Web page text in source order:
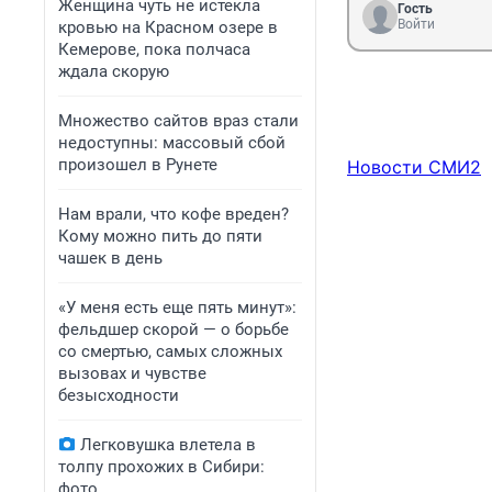
Женщина чуть не истекла
кровью на Красном озере в
Кемерове, пока полчаса
ждала скорую
Множество сайтов враз стали
недоступны: массовый сбой
произошел в Рунете
Нам врали, что кофе вреден?
Кому можно пить до пяти
чашек в день
«У меня есть еще пять минут»:
фельдшер скорой — о борьбе
со смертью, самых сложных
вызовах и чувстве
безысходности
Легковушка влетела в
толпу прохожих в Сибири:
Гость
Войти
Новости СМИ2